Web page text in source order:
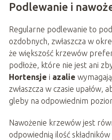
Podlewanie i
Regularne podlewanie to
ozdobnych, zwłaszcza w
że większość krzewów
podłoże, które nie jest ani
Hortensje i azalie
zwłaszcza w czasie upałów,
gleby na odpowiednim
Nawożenie krzewów jest
odpowiednią ilość